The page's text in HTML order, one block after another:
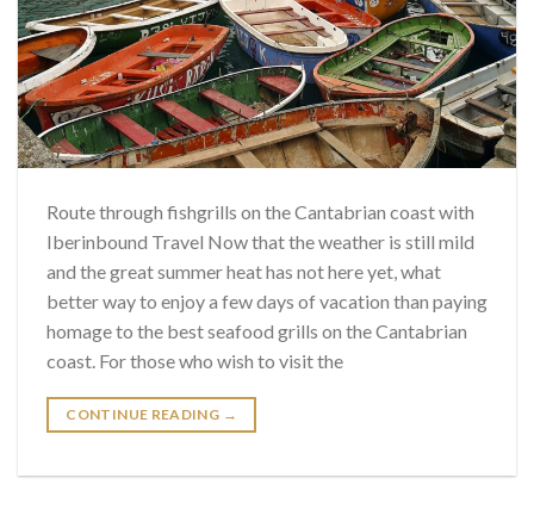
Route through fishgrills on the Cantabrian coast with
Iberinbound Travel Now that the weather is still mild
and the great summer heat has not here yet, what
better way to enjoy a few days of vacation than paying
homage to the best seafood grills on the Cantabrian
coast. For those who wish to visit the
CONTINUE READING →